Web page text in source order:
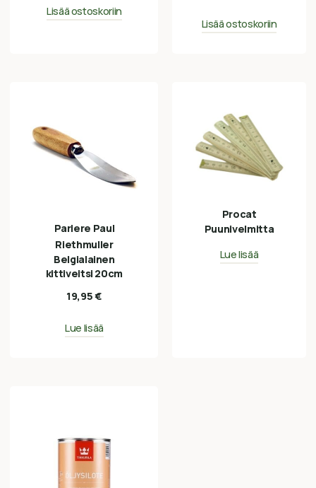
Lisää ostoskoriin
Lisää ostoskoriin
Pariere Paul
Riethmuller
Belgialainen
kittiveitsi 20cm
19,95€
Lue lisää
Procat
Puunivelmitta
Lue lisää